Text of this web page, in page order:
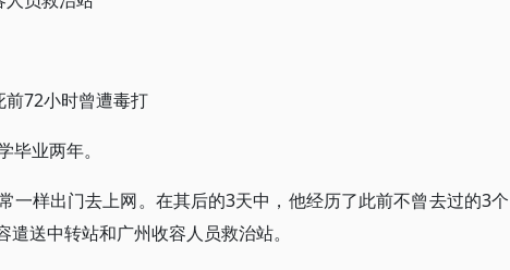
72小时曾遭毒打
业两年。
一样出门去上网。在其后的3天中，他经历了此前不曾去过的3个
送中转站和广州收容人员救治站。